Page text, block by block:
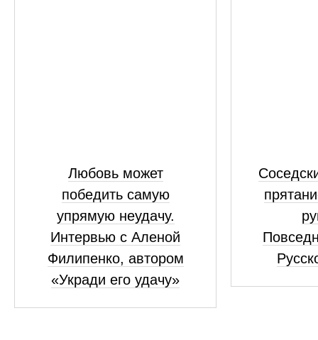
Любовь может
победить самую
упрямую неудачу.
Интервью с Аленой
Филипенко, автором
«Укради его удачу»